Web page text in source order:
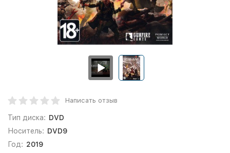
Написать отзыв
Тип диска: DVD
Носитель: DVD9
Год: 2019